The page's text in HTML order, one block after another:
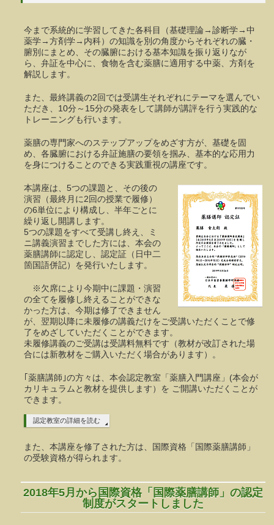
今まで系統的に学習してきた各科目（基礎理論→診断学→中
薬学→方剤学→内科）の知識を別の角度からそれぞれの臓・
腑別にまとめ、その臓腑における基本知識を振り返りなが
ら、弁証を中心に、食物を含む薬膳に適用する中薬、方剤を
解説します。
また、最終講義の2回では受講生それぞれにテーマを選んでい
ただき、10分～15分の発表をして講師が講評を行う実践的な
トレーニングも行います。
薬膳の専門家へのステップアップをめざす方が、基礎を固
め、各臓腑における弁証施膳の要領を掴み、基本的な応用力
を身につけることのできる実践重視の講座です。
本講座は、5つの課題と、その後の
演習（最終月に2回の授業で履修）
の6単位により構成し、半年ごとに
繰り返し開講します。
5つの課題をすべて受講し終え、ミ
ニ講義演習までした方には、本会の
薬膳講師に認定し、認定証（日中二
箇国語併記）を発行いたします。
※欠席により今期中に課題・演習
の全てを履修し終えることができな
かった方は、今期は修了できません
が、翌期以降に未履修の講義だけをご受講いただくことで修
了をめざしていただくことができます。
未履修講義のご受講は受講料無料です（教材が改訂された場
合には新教材をご購入いただく場合があります）。
｢薬膳講師｣の方々は、本会認定教室「薬膳入門講座」(本会が
カリキュラムと教材を提供します）を ご開講いただくことが
できます。
認定教室の詳細を読む
また、本講座を修了された方は、国際資格「国際薬膳講師」
の受験資格が得られます。
2018年5月から国際資格「国際薬膳講師」の認定
制度がスタートしました